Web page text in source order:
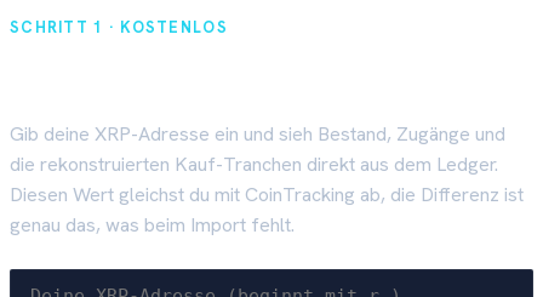
SCHRITT 1 · KOSTENLOS
Gib deine XRP-Adresse ein und sieh Bestand, Zugänge und
die rekonstruierten Kauf-Tranchen direkt aus dem Ledger.
Diesen Wert gleichst du mit CoinTracking ab, die Differenz ist
genau das, was beim Import fehlt.